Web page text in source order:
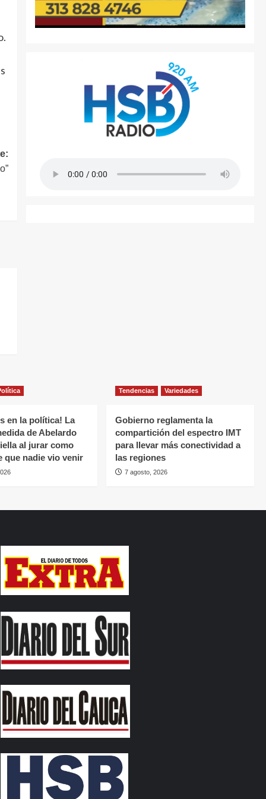
en la política! La
de Abelardo
al jurar como
que nadie vio venir
Tendencias Variedades
Gobierno reglamenta la
compartición del espectro IMT
para llevar más conectividad a
las regiones
7 agosto, 2026